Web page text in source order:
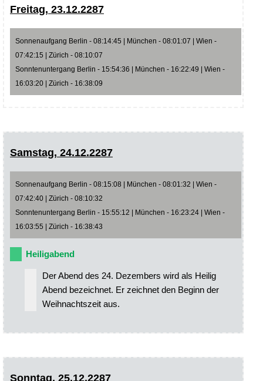
Freitag, 23.12.2287
Sonnenaufgang Berlin - 08:14:45 | München - 08:01:07 | Wien -
07:42:15 | Zürich - 08:10:07
Sonntenuntergang Berlin - 15:54:36 | München - 16:22:49 | Wien -
16:03:20 | Zürich - 16:38:09
Samstag, 24.12.2287
Sonnenaufgang Berlin - 08:15:08 | München - 08:01:32 | Wien -
07:42:40 | Zürich - 08:10:32
Sonntenuntergang Berlin - 15:55:12 | München - 16:23:24 | Wien -
16:03:55 | Zürich - 16:38:43
Heiligabend
Der Abend des 24. Dezembers wird als Heilig
Abend bezeichnet. Er zeichnet den Beginn der
Weihnachtszeit aus.
Sonntag, 25.12.2287